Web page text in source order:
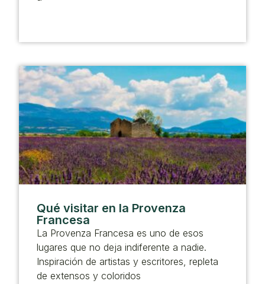
Qué visitar en la Provenza
Francesa
La Provenza Francesa es uno de esos
lugares que no deja indiferente a nadie.
Inspiración de artistas y escritores, repleta
de extensos y coloridos